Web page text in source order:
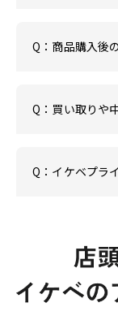
Q：商品購入後
Q：買い取りや
Q：イケベプラ